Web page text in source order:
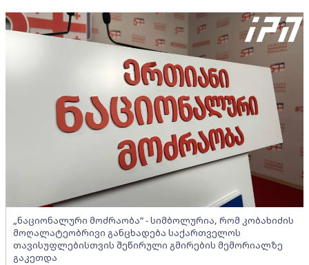
„ნაციონალური მოძრაობა“ - სიმბოლურია, რომ კობახიძის
მოღალატეობრივი განცხადება საქართველოს
თავისუფლებისთვის შეწირული გმირების მემორიალზე
გაკეთდა